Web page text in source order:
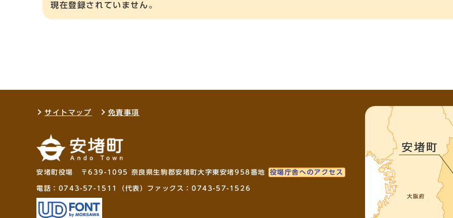
現在登録されていません。
サイトマップ 免責事項
安堵町役場 〒639-1095 奈良県生駒郡安堵町大字東安堵958番地 役場庁舎へのアクセス
電話： 0743-57-1511 （代表）ファックス：0743-57-1526